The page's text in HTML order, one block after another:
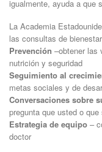
igualmente, ayuda a que
La Academia
las consultas de
Prevención –obtener las
nutrición y seguridad
Seguimiento al
metas sociales y de
Conversaciones sobre
pregunta que usted o
Estrategia de equipo –
doctor